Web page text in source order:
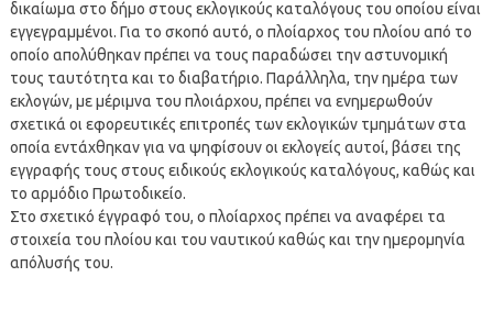
δικαίωμα στο δήμο στους εκλογικούς καταλόγους του οποίου είναι
εγγεγραμμένοι. Για το σκοπό αυτό, ο πλοίαρχος του πλοίου από το
οποίο απολύθηκαν πρέπει να τους παραδώσει την αστυνομική
τους ταυτότητα και το διαβατήριο. Παράλληλα, την ημέρα των
εκλογών, με μέριμνα του πλοιάρχου, πρέπει να ενημερωθούν
σχετικά οι εφορευτικές επιτροπές των εκλογικών τμημάτων στα
οποία εντάχθηκαν για να ψηφίσουν οι εκλογείς αυτοί, βάσει της
εγγραφής τους στους ειδικούς εκλογικούς καταλόγους, καθώς και
το αρμόδιο Πρωτοδικείο.
Στο σχετικό έγγραφό του, ο πλοίαρχος πρέπει να αναφέρει τα
στοιχεία του πλοίου και του ναυτικού καθώς και την ημερομηνία
απόλυσής του.